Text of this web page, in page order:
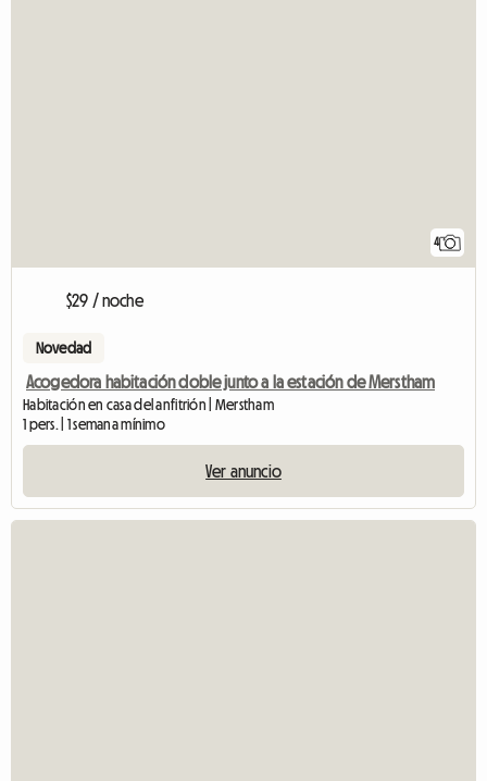
4
$29 / noche
Novedad
Acogedora habitación doble junto a la estación de Merstham
Habitación en casa del anfitrión | Merstham
1 pers. | 1 semana mínimo
Ver anuncio